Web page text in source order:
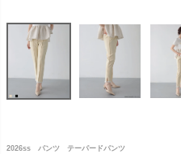
2026ss パンツ テーパードパンツ